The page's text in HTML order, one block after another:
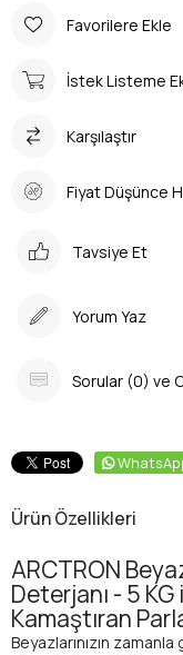
Favorilere Ekle
İstek Listeme
Karşılaştır
Fiyat Düşünce
Tavsiye Et
Yorum Yaz
Sorular (0) ve
Ürün Özellikleri
ARCTRON
Deterjanı - 5
Kamaştıran
Beyazlarınızın